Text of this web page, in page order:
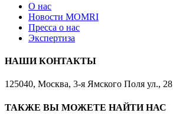
О нас
Новости MOMRI
Пресса о нас
Экспертиза
НАШИ КОНТАКТЫ
125040, Москва, 3-я Ямского Поля ул., 28
ТАКЖЕ ВЫ МОЖЕТЕ НАЙТИ НАС